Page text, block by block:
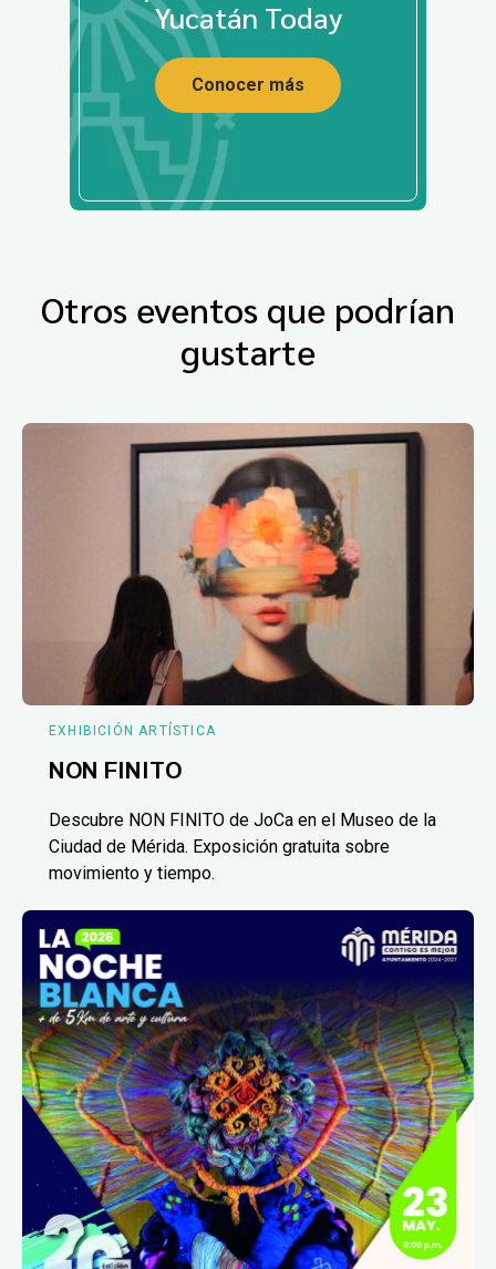
Yucatán Today
Conocer más
Otros eventos que podrían
gustarte
EXHIBICIÓN ARTÍSTICA
NON FINITO
Descubre NON FINITO de JoCa en el Museo de la
Ciudad de Mérida. Exposición gratuita sobre
movimiento y tiempo.